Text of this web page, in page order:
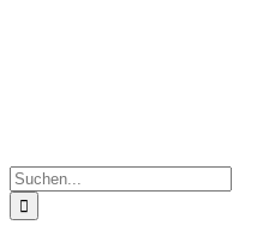
Suche
nach: